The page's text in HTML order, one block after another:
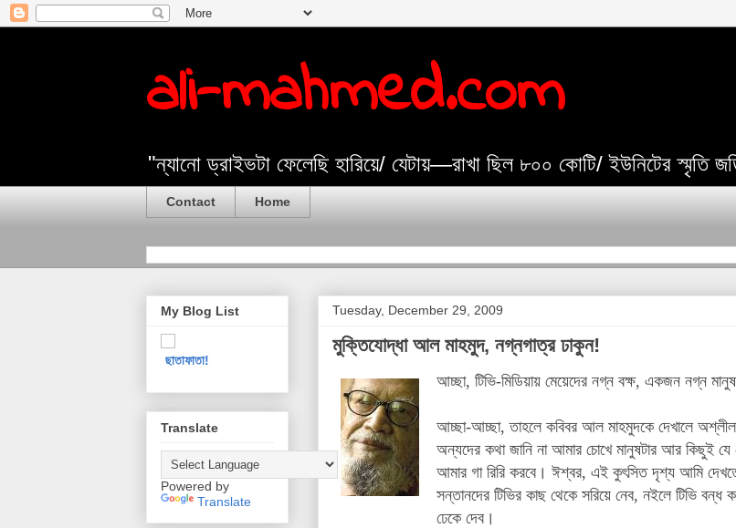
ali-mahmed.com
"ন্যানো ড্রাইভটা ফেলেছি হারিয়ে/ যেটায়—রাখা ছিল ৮০০ কোটি/ ইউনিটের স্মৃতি
Contact Home
Tuesday, December 29, 2009
মুক্তিযোদ্ধা আল মাহমুদ, নগ্নগাত্র ঢাকুন!
আচ্ছা, টিভি-মিডিয়ায় মেয়েদের নগ্ন বক্ষ, একজন নগ্ন
আচ্ছা-আচ্ছা, তাহলে কবিবর আল মাহমুদকে দেখালে
অন্যদের কথা জানি না আমার চোখে মানুষটার আর কিছুই যে
আমার গা রিরি করবে। ঈশ্বর, এই কুৎসিত দৃশ্য আমি
সন্তানদের টিভির কাছ থেকে সরিয়ে নেব, নইলে টিভি
ঢেকে দেব।
My Blog List
ছাতাফাতা!
Translate
Powered by
Translate